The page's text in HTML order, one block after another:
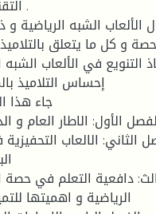
و كل ما يتعلق
إحساس التلاميذ
جاء هذا
الأول: الاطار العام و
الثاني: الالعاب
دافعية التعلم في حصة
الرياضية و اهميتها